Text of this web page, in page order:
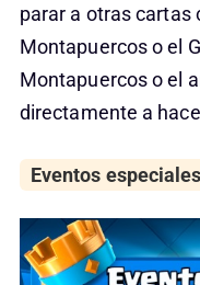
parar a otras cartas
Montapuercos o el
Montapuercos o el
directamente a
Eventos